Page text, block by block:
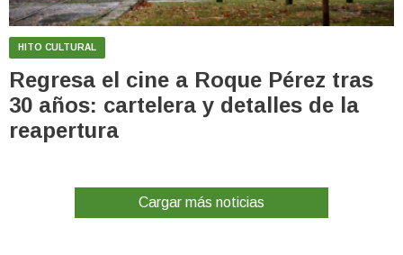
HITO CULTURAL
Regresa el cine a Roque Pérez tras
30 años: cartelera y detalles de la
reapertura
Cargar más noticias